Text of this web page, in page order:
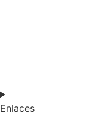
Enlaces